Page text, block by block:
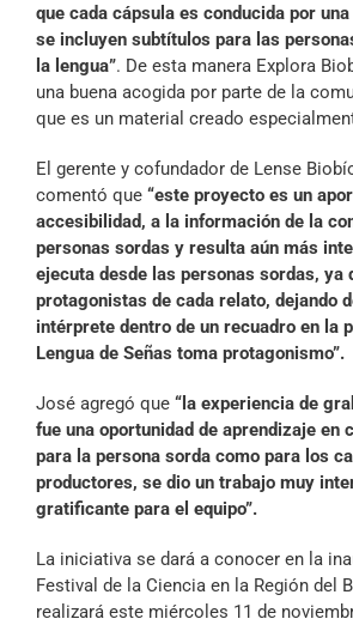
que cada cápsula es conducida por
se incluyen subtítulos para las
la lengua”. De esta manera Explora
una buena acogida por parte de la
que es un material creado
El gerente y cofundador de Lense
comentó que “este proyecto es un
accesibilidad, a la información de la
personas sordas y resulta aún más
ejecuta desde las personas sordas, ya
protagonistas de cada relato, dejando
intérprete dentro de un recuadro en la
Lengua de Señas toma protagonismo”.
José agregó que “la experiencia de
fue una oportunidad de aprendizaje en
para la persona sorda como para los
productores, se dio un trabajo muy
gratificante para el equipo”.
La iniciativa se dará a conocer en la
Festival de la Ciencia en la Región del
realizará este miércoles 11 de